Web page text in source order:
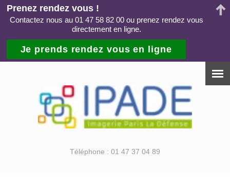
Téléphone : 01 47 37 04 89
Prenez rendez vous !
Contactez nous au 01 47 58 82 00 ou prenez rendez vous
directement en ligne.
Je prends rendez vous en ligne